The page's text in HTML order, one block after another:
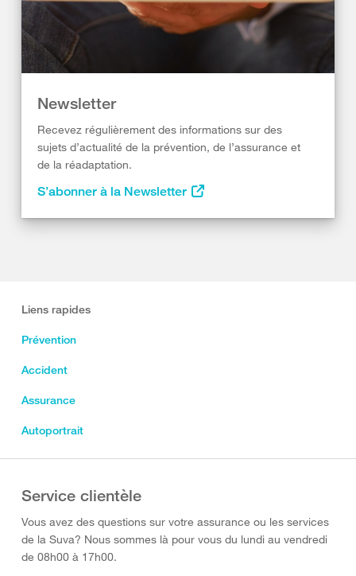
Newsletter
Recevez régulièrement des informations sur des
sujets d’actualité de la prévention, de l’assurance et
de la réadaptation.
S’abonner à la Newsletter
Liens rapides
Prévention
Accident
Assurance
Autoportrait
Service clientèle
Vous avez des questions sur votre assurance ou les services
de la Suva? Nous sommes là pour vous du lundi au vendredi
de 08h00 à 17h00.